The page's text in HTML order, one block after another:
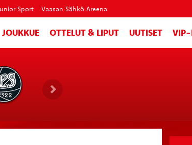
Sport Vaasan Sähkö Areena
JOUKKUE OTTELUT & LIPUT UUTISET VIP-